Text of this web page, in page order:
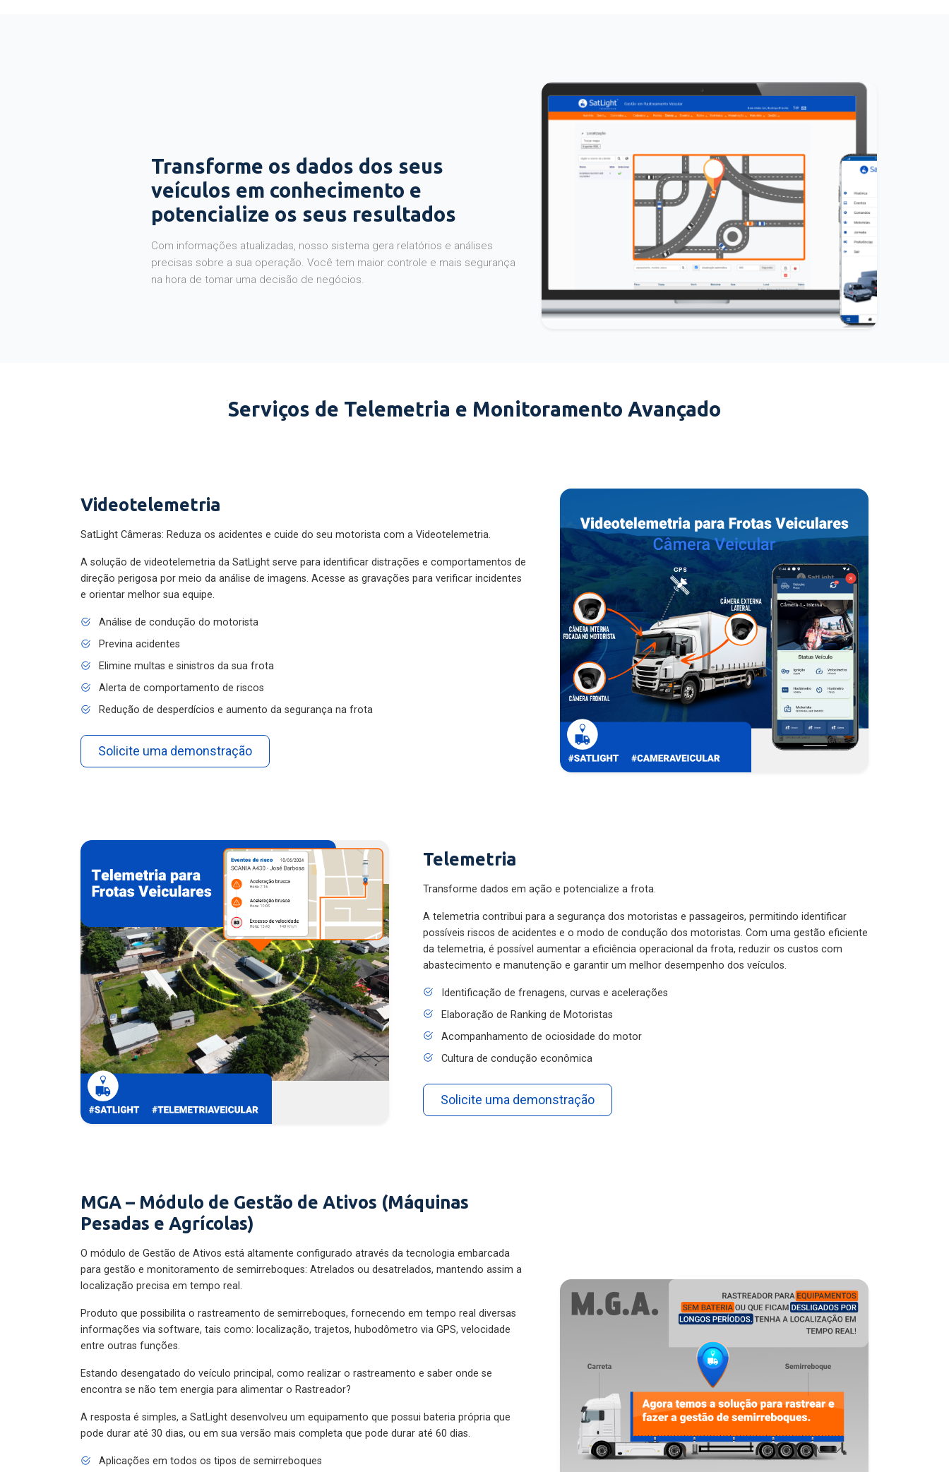
Transforme os dados dos seus
veículos em conhecimento e
potencialize os seus resultados
Com informações atualizadas, nosso sistema gera relatórios e análises
precisas sobre a sua operação. Você tem maior controle e mais segurança
na hora de tomar uma decisão de negócios.
Serviços de Telemetria e Monitoramento Avançado
Videotelemetria
SatLight Câmeras: Reduza os acidentes e cuide do seu motorista com a Videotelemetria.
A solução de videotelemetria da SatLight serve para identificar distrações e comportamentos de
direção perigosa por meio da análise de imagens. Acesse as gravações para verificar incidentes
e orientar melhor sua equipe.
Análise de condução do motorista
Previna acidentes
Elimine multas e sinistros da sua frota
Alerta de comportamento de riscos
Redução de desperdícios e aumento da segurança na frota
Solicite uma demonstração
Telemetria
Transforme dados em ação e potencialize a frota.
A telemetria contribui para a segurança dos motoristas e passageiros, permitindo identificar
possíveis riscos de acidentes e o modo de condução dos motoristas. Com uma gestão eficiente
da telemetria, é possível aumentar a eficiência operacional da frota, reduzir os custos com
abastecimento e manutenção e garantir um melhor desempenho dos veículos.
Identificação de frenagens, curvas e acelerações
Elaboração de Ranking de Motoristas
Acompanhamento de ociosidade do motor
Cultura de condução econômica
Solicite uma demonstração
MGA – Módulo de Gestão de Ativos (Máquinas
Pesadas e Agrícolas)
O módulo de Gestão de Ativos está altamente configurado através da tecnologia embarcada
para gestão e monitoramento de semirreboques: Atrelados ou desatrelados, mantendo assim a
localização precisa em tempo real.
Produto que possibilita o rastreamento de semirreboques, fornecendo em tempo real diversas
informações via software, tais como: localização, trajetos, hubodômetro via GPS, velocidade
entre outras funções.
Estando desengatado do veículo principal, como realizar o rastreamento e saber onde se
encontra se não tem energia para alimentar o Rastreador?
A resposta é simples, a SatLight desenvolveu um equipamento que possui bateria própria que
pode durar até 30 dias, ou em sua versão mais completa que pode durar até 60 dias.
Aplicações em todos os tipos de semirreboques